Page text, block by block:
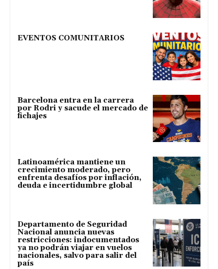
EVENTOS COMUNITARIOS
Barcelona entra en la carrera
por Rodri y sacude el mercado de
fichajes
Latinoamérica mantiene un
crecimiento moderado, pero
enfrenta desafíos por inflación,
deuda e incertidumbre global
Departamento de Seguridad
Nacional anuncia nuevas
restricciones: indocumentados
ya no podrán viajar en vuelos
nacionales, salvo para salir del
país